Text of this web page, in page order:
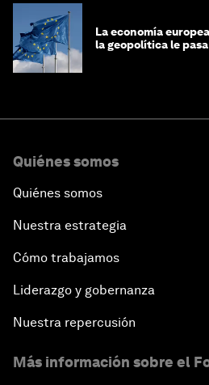
La economía
la geopolítica le
Quiénes somos
Quiénes somos
Nuestra estrategia
Cómo trabajamos
Liderazgo y gobernanza
Nuestra repercusión
Más información sobre el